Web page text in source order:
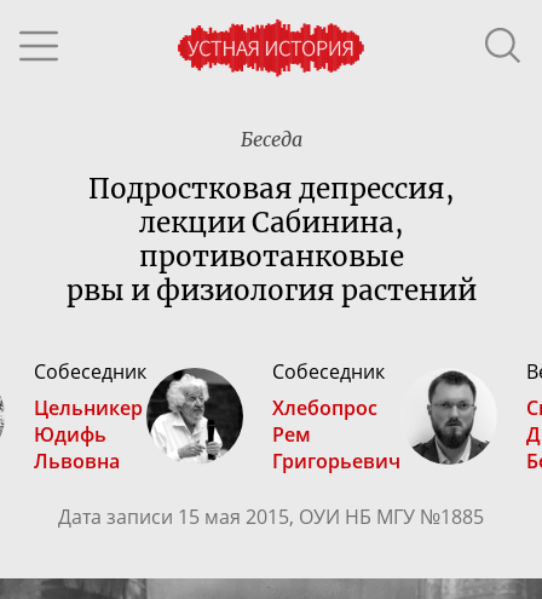
Беседа
Подростковая депрессия,
лекции Сабинина,
противотанковые
рвы и физиология растений
Собеседник
Цельникер
Юдифь
Львовна
Собеседник
Хлебопрос
Рем
Григорьевич
Дата записи 15 мая 2015, ОУИ НБ МГУ №1885